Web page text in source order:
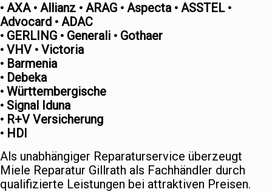
• AXA • Allianz • ARAG • Aspecta • ASSTEL •
Advocard • ADAC
• GERLING • Generali • Gothaer
• VHV • Victoria
• Barmenia
• Debeka
• Württembergische
• Signal Iduna
• R+V Versicherung
• HDI
Als unabhängiger Reparaturservice überzeugt
Miele Reparatur Gillrath als Fachhändler durch
qualifizierte Leistungen bei attraktiven Preisen.